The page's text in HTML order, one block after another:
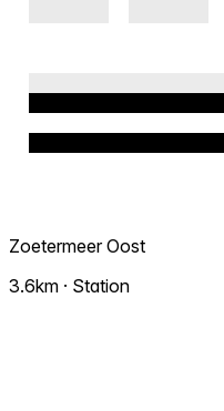
Zoetermeer Oost
3.6km · Station